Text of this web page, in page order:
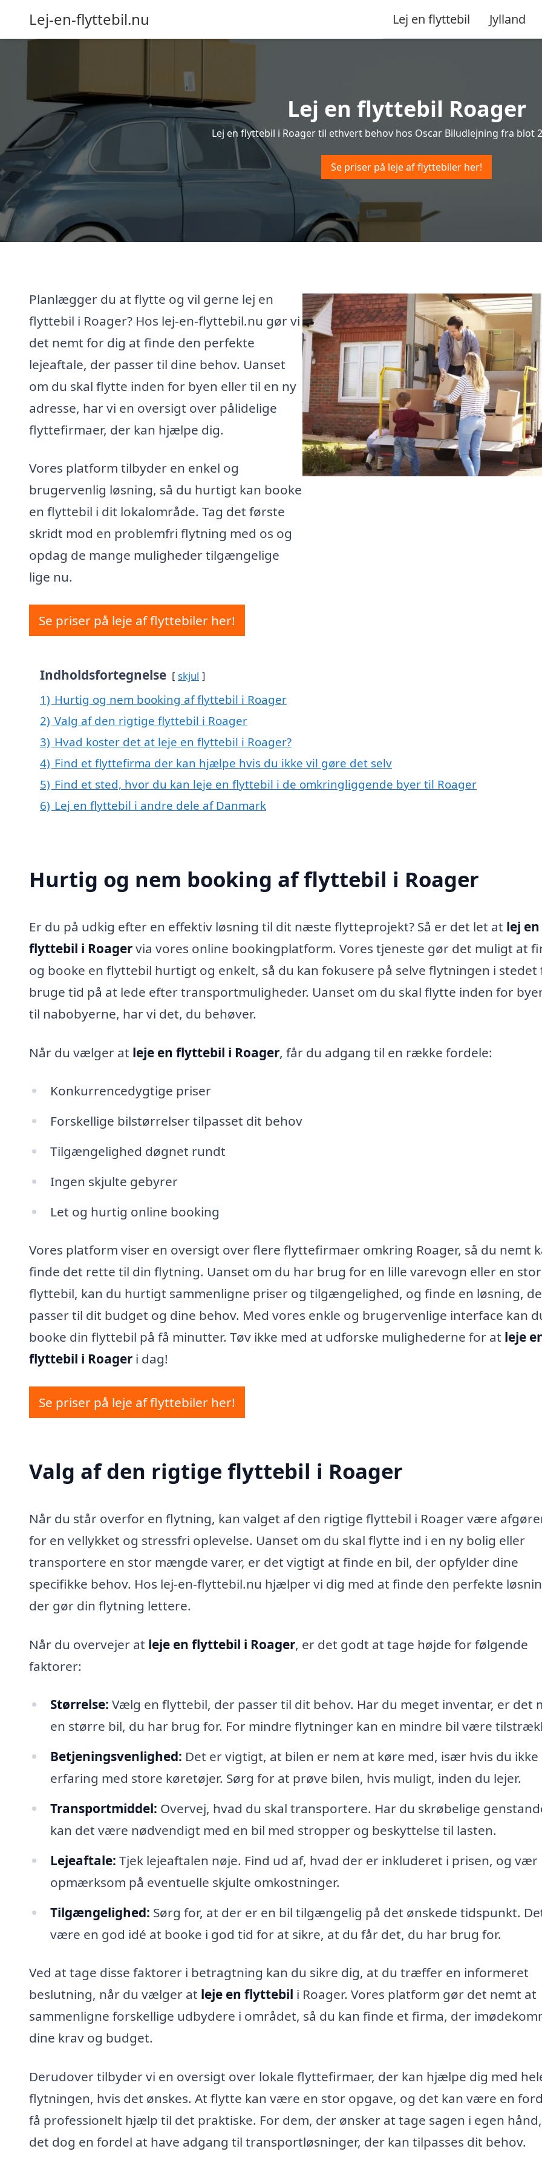
Lej-en-flyttebil.nu Lej en flyttebil Jylland
Lej en flyttebil Roager
Lej en flyttebil i Roager til ethvert behov hos Oscar Biludlejning fra blot
Se priser på leje af flyttebiler her!
Planlægger du at flytte og vil gerne lej en
flyttebil i Roager? Hos lej-en-flyttebil.nu gør vi
det nemt for dig at finde den perfekte
lejeaftale, der passer til dine behov. Uanset
om du skal flytte inden for byen eller til en ny
adresse, har vi en oversigt over pålidelige
flyttefirmaer, der kan hjælpe dig.
Vores platform tilbyder en enkel og
brugervenlig løsning, så du hurtigt kan booke
en flyttebil i dit lokalområde. Tag det første
skridt mod en problemfri flytning med os og
opdag de mange muligheder tilgængelige
lige nu.
Se priser på leje af flyttebiler her!
Indholdsfortegnelse skjul
1) Hurtig og nem booking af flyttebil i Roager
2) Valg af den rigtige flyttebil i Roager
3) Hvad koster det at leje en flyttebil i Roager?
4) Find et flyttefirma der kan hjælpe hvis du ikke vil gøre det selv
5) Find et sted, hvor du kan leje en flyttebil i de omkringliggende byer til Roager
6) Lej en flyttebil i andre dele af Danmark
Hurtig og nem booking af flyttebil i Roager
Er du på udkig efter en effektiv løsning til dit næste flytteprojekt? Så er det let at lej en
flyttebil i Roagervia vores online bookingplatform. Vores tjeneste gør det muligt at
og booke en flyttebil hurtigt og enkelt, så du kan fokusere på selve flytningen i stedet
bruge tid på at lede efter transportmuligheder. Uanset om du skal flytte inden for
til nabobyerne, har vi det, du behøver.
Når du vælger at leje en flyttebil i Roager, får du adgang til en række fordele:
Konkurrencedygtige priser
Forskellige bilstørrelser tilpasset dit behov
Tilgængelighed døgnet rundt
Ingen skjulte gebyrer
Let og hurtig online booking
Vores platform viser en oversigt over flere flyttefirmaer omkring Roager, så du nemt
finde det rette til din flytning. Uanset om du har brug for en lille varevogn eller en stor
flyttebil, kan du hurtigt sammenligne priser og tilgængelighed, og finde en løsning,
passer til dit budget og dine behov. Med vores enkle og brugervenlige interface kan
booke din flyttebil på få minutter. Tøv ikke med at udforske mulighederne for at leje
flyttebil i Roager i dag!
Se priser på leje af flyttebiler her!
Valg af den rigtige flyttebil i Roager
Når du står overfor en flytning, kan valget af den rigtige flyttebil i Roager være
for en vellykket og stressfri oplevelse. Uanset om du skal flytte ind i en ny bolig eller
transportere en stor mængde varer, er det vigtigt at finde en bil, der opfylder dine
specifikke behov. Hos lej-en-flyttebil.nu hjælper vi dig med at finde den perfekte
der gør din flytning lettere.
Når du overvejer at leje en flyttebil i Roager, er det godt at tage højde for følgende
faktorer:
Størrelse: Vælg en flyttebil, der passer til dit behov. Har du meget inventar, er det
en større bil, du har brug for. For mindre flytninger kan en mindre bil være
Betjeningsvenlighed: Det er vigtigt, at bilen er nem at køre med, især hvis du ikke
erfaring med store køretøjer. Sørg for at prøve bilen, hvis muligt, inden du lejer.
Transportmiddel: Overvej, hvad du skal transportere. Har du skrøbelige
kan det være nødvendigt med en bil med stropper og beskyttelse til lasten.
Lejeaftale: Tjek lejeaftalen nøje. Find ud af, hvad der er inkluderet i prisen, og vær
opmærksom på eventuelle skjulte omkostninger.
Tilgængelighed: Sørg for, at der er en bil tilgængelig på det ønskede tidspunkt.
være en god idé at booke i god tid for at sikre, at du får det, du har brug for.
Ved at tage disse faktorer i betragtning kan du sikre dig, at du træffer en informeret
beslutning, når du vælger at leje en flyttebil i Roager. Vores platform gør det nemt at
sammenligne forskellige udbydere i området, så du kan finde et firma, der
dine krav og budget.
Derudover tilbyder vi en oversigt over lokale flyttefirmaer, der kan hjælpe dig med
flytningen, hvis det ønskes. At flytte kan være en stor opgave, og det kan være en
få professionelt hjælp til det praktiske. For dem, der ønsker at tage sagen i egen
det dog en fordel at have adgang til transportløsninger, der kan tilpasses dit behov.